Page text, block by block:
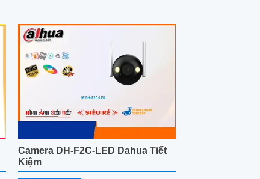
Camera DH-F2C-LED Dahua Tiết
Kiệm